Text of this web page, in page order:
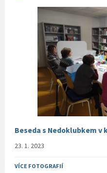
Beseda s Nedoklubkem v
23. 1. 2023
VÍCE FOTOGRAFIÍ